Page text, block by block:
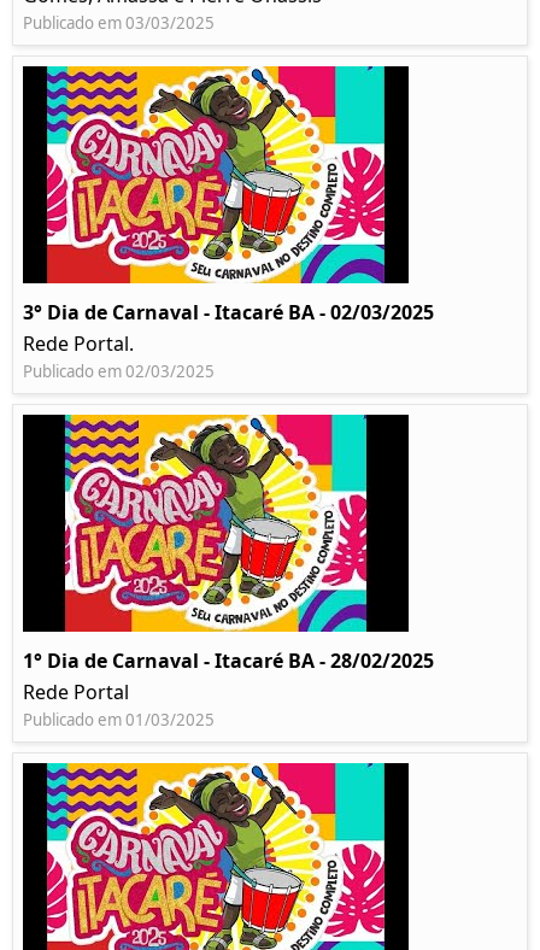
Publicado em 03/03/2025
3° Dia de Carnaval - Itacaré BA - 02/03/2025
Rede Portal.
Publicado em 02/03/2025
1° Dia de Carnaval - Itacaré BA - 28/02/2025
Rede Portal
Publicado em 01/03/2025